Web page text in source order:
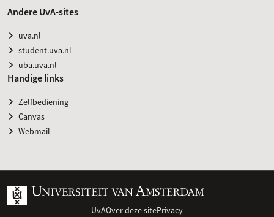
Andere UvA-sites
uva.nl
student.uva.nl
uba.uva.nl
Handige links
Zelfbediening
Canvas
Webmail
UvAOver deze sitePrivacy